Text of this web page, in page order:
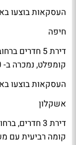
העסקאות בוצעו
חיפה
קומפלט, נמכרה ב- 420,000 שקל למשקיע מהמרכז.
העסקאות בוצעו
אשקלון
קומה רביעית עם מעלית,